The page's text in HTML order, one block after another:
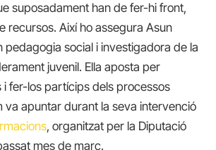
suposadament han de fer-hi front,
recursos. Així ho assegura Asun
pedagogia social i investigadora de la
juvenil. Ella aposta per
i fer-los partícips dels processos
va apuntar durant la seva intervenció
, organitzat per la Diputació
mes de març.